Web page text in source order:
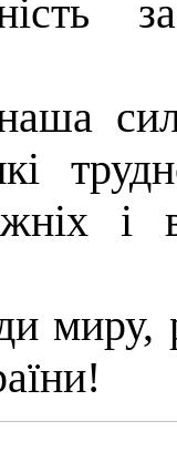
і
миру,